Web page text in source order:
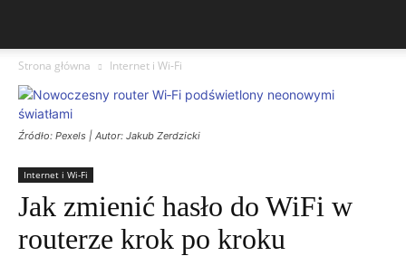
Strona główna Internet i Wi‑Fi
Źródło: Pexels | Autor: Jakub Zerdzicki
Internet i Wi‑Fi
Jak zmienić hasło do WiFi w
routerze krok po kroku